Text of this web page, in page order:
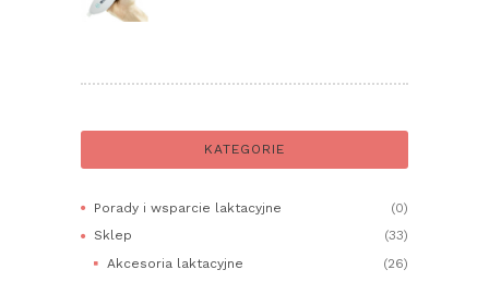
KATEGORIE
Porady i wsparcie laktacyjne
(0)
Sklep
(33)
Akcesoria laktacyjne
(26)